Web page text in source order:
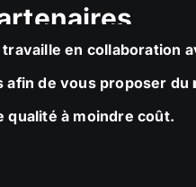
en collaboration
afin de vous proposer du
qualité à moindre coût.